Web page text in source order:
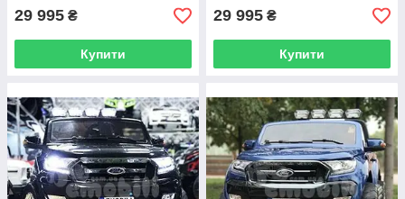
29 995 ₴
Купити
29 995 ₴
Купити